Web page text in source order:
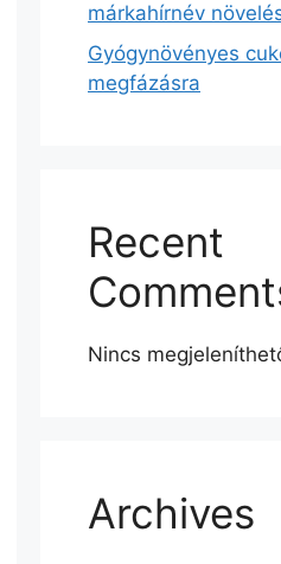
márkahírnév
Gyógynövényes
megfázásra
Recent
Nincs
Archives